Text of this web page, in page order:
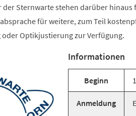
Sternwarte stehen darüber hinaus
für weitere, zum Teil
Optikjustierung zur Verfügung.
Informationen
Beginn
Anmeldung